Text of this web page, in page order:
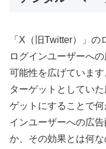
「X（旧Twitter）」
ログインユーザーへ
可能性を広げていま
ターゲットとしてい
ゲットにすることで
インユーザーへの広
か、その効果とは何